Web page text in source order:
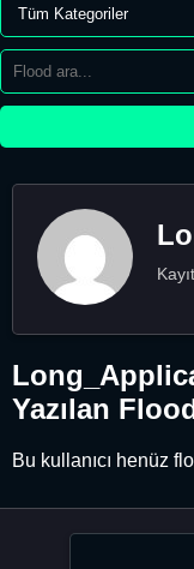
Yazılan
Bu kullanıcı henüz